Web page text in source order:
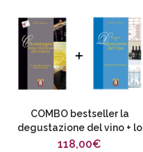
COMBO bestseller la
degustazione del vino + lo
Champagne
118,00€